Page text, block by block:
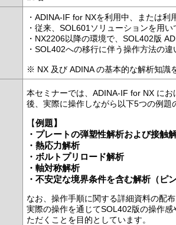
・ADINA-IF for NXを利用中、または利
・従来、SOL601ソリューションを用
・NX2206以降の環境で、SOL402版
・SOL402への移行に伴う操作方法の
※ NX 及び ADINA の基本的な解析知識
本セミナーでは、ADINA-IF for NX に
後、実際に操作しながら以下5つの例
【例題】
・プレートの弾塑性解析および接触
・熱応力解析
・ボルトプリロード解析
・軸対称解析
・不安定な境界条件を含む解析（ピ
なお、操作手順に関する詳細資料の配
実際の操作を通じてSOL402版の操作
ただくことを目的としています。